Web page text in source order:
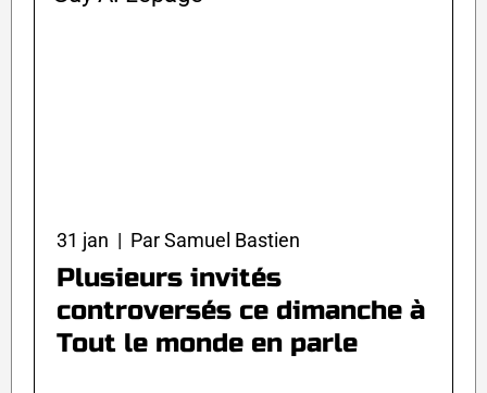
31 jan | Par Samuel Bastien
Plusieurs invités
controversés ce dimanche à
Tout le monde en parle